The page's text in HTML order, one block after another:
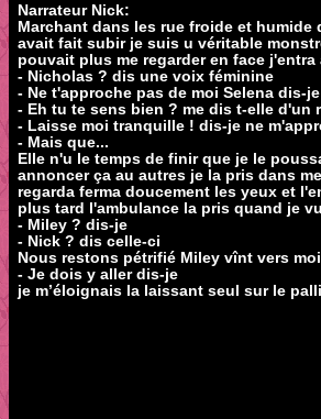
Narrateur Nick:
Marchant dans les rue froide et
avait fait subir je suis u véritable
pouvait plus me regarder en face
- Nicholas ? dis une voix féminine
- Ne t'approche pas de moi Selena dis-
- Eh tu te sens bien ? me dis t-elle d'un
- Laisse moi tranquille ! dis-je ne
- Mais que...
Elle n'u le temps de finir que je le
annoncer ça au autres je la pris dans
regarda ferma doucement les yeux et
plus tard l'ambulance la pris quand je
- Miley ? dis-je
- Nick ? dis celle-ci
Nous restons pétrifié Miley vînt vers moi
- Je dois y aller dis-je
je m’éloignais la laissant seul sur le